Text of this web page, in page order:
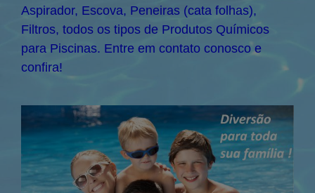
Aspirador, Escova, Peneiras (cata folhas),
Filtros, todos os tipos de Produtos Químicos
para Piscinas. Entre em contato conosco e
confira!